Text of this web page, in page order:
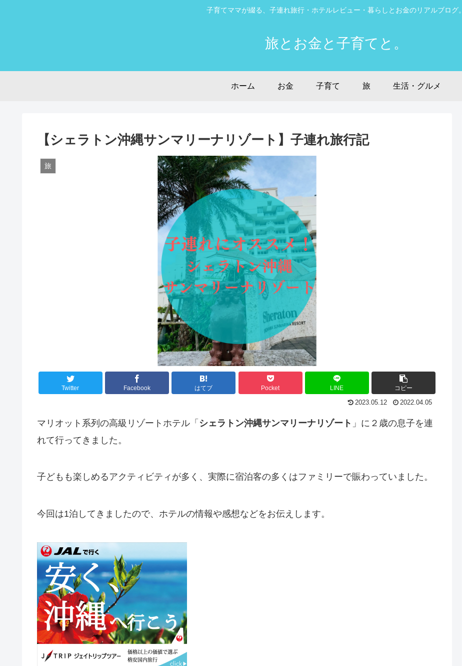
子育てママが綴る、子連れ旅行・ホテルレビュー・暮らしとお金のリアルブログ。
旅とお金と子育てと。
ホーム お金 子育て 旅 生活・グルメ
【シェラトン沖縄サンマリーナリゾート】子連れ旅行記
旅
Twitter Facebook はてブ Pocket LINE コピー
2023.05.12 2022.04.05
マリオット系列の高級リゾートホテル「 シェラトン沖縄サンマリーナリゾート 」に２歳の息子を連
れて行ってきました。
子どもも楽しめるアクティビティが多く、実際に宿泊客の多くはファミリーで賑わっていました。
今回は1泊してきましたので、ホテルの情報や感想などをお伝えします。